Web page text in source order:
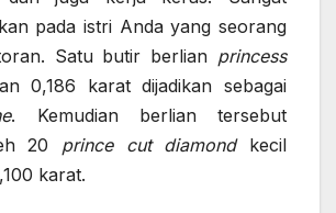
pada istri Anda yang seorang
Satu butir berlian princess
0,186 karat dijadikan sebagai
. Kemudian berlian tersebut
20 prince cut diamond kecil
karat.